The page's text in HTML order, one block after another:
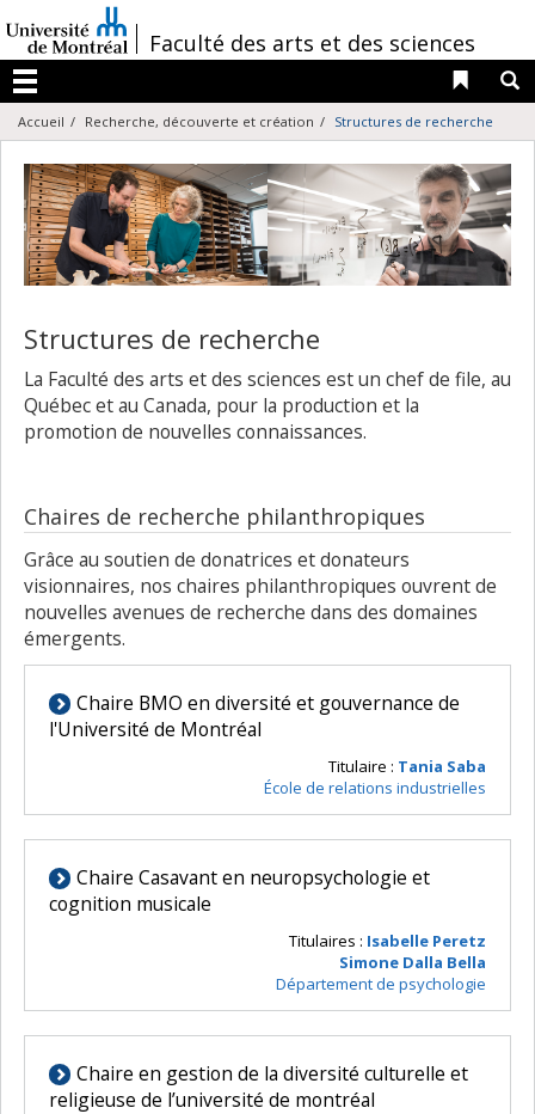
au
contenu
/Faculté des arts et des sciences
Menu
Liens
Accueil Recherche, découverte et création Structures de recherche
Structures de recherche
La Faculté des arts et des sciences est un chef de file, au
Québec et au Canada, pour la production et la
promotion de nouvelles connaissances.
Chaires de recherche philanthropiques
Grâce au soutien de donatrices et donateurs
visionnaires, nos chaires philanthropiques ouvrent de
nouvelles avenues de recherche dans des domaines
émergents.
Chaire BMO en diversité et gouvernance de
l'Université de Montréal
Titulaire : Tania Saba
École de relations industrielles
Chaire Casavant en neuropsychologie et
cognition musicale
Titulaires : Isabelle Peretz
Simone Dalla Bella
Département de psychologie
Chaire en gestion de la diversité culturelle et
religieuse de l’université de montréal